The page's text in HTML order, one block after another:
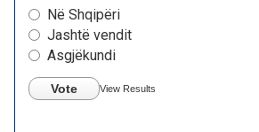
Në Shqipëri
Jashtë vendit
Asgjëkundi
Vote View Results